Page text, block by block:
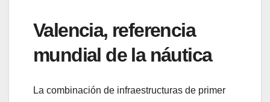
Valencia, referencia
mundial de la náutica
La combinación de infraestructuras de primer